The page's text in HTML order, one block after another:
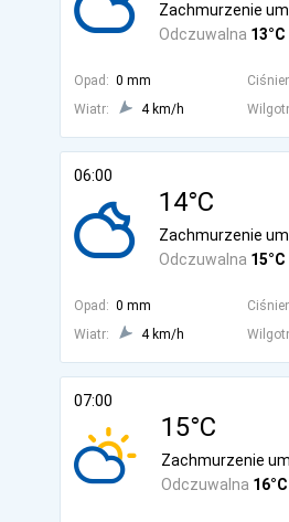
Odczuwalna 13°C
Zachmurzenie
Opad: 0 mm
Wiatr:
4 km/h
06:00
14°C
Odczuwalna 15°C
Zachmurzenie
Opad: 0 mm
Wiatr:
4 km/h
07:00
15°C
Odczuwalna 16°C
Zachmurzenie